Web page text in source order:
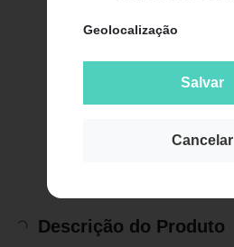
Geolocalização
Salvar
Cancelar
Descrição do Produto